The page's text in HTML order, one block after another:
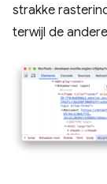
strakke
terwijl de